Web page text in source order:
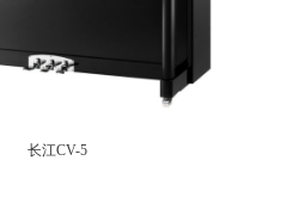
长江CV-5